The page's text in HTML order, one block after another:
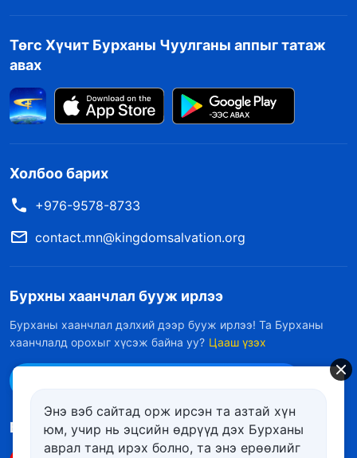
Төгс Хүчит Бурханы Чуулганы аппыг татаж
авах
Холбоо барих
+976-9578-8733
contact.mn@kingdomsalvation.org
Бурхны хаанчлал бууж ирлээ
Бурханы хаанчлал дэлхий дээр бууж ирлээ! Та Бурханы
хаанчлалд орохыг хүсэж байна уу? Цааш үзэх
Биднийг дагах
Энэ вэб сайтад орж ирсэн та азтай хүн
юм, учир нь эцсийн өдрүүд дэх Бурханы
аврал танд ирэх болно, та энэ ерѳѳлийг